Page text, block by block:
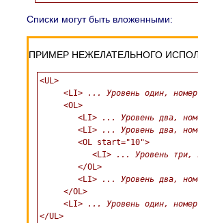
Списки могут быть вложенными:
ПРИМЕР НЕЖЕЛАТЕЛЬНОГО
<UL>
     <LI>
... Уровень один,
     <OL>
        <LI>
... Уровень два,
        <LI>
... Уровень два,
        <OL start="10">
           <LI>
... Уровень три,
        </OL>
        <LI>
... Уровень два,
     </OL>
     <LI>
... Уровень один,